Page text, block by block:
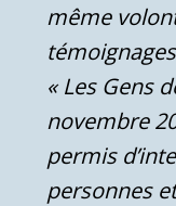
même
« Les Gens
novembre
permis
personnes